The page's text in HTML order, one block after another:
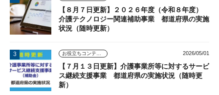
【８月７日更新】２０２６年度（令和８年度）
介護テクノロジー関連補助事業 都道府県の実施
状況（随時更新）
2026/05/01
【７月１３日更新】介護事業所等に対するサービ
ス継続支援事業 都道府県の実施状況（随時更
新）